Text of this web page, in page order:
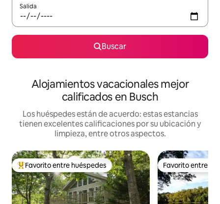
Salida
Buscar
Alojamientos vacacionales mejor
calificados en Busch
Los huéspedes están de acuerdo: estas estancias
tienen excelentes calificaciones por su ubicación y
limpieza, entre otros aspectos.
De los mejores en Favorito entre huéspedes
Favorito entre huéspedes Favorito entre
Favorito entre